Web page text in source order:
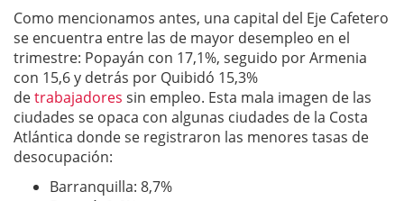
Como mencionamos antes, una capital del Eje Cafetero
se encuentra entre las de mayor desempleo en el
trimestre: Popayán con 17,1%, seguido por Armenia
con 15,6 y detrás por Quibidó 15,3%
detrabajadores sin empleo. Esta mala imagen de las
ciudades se opaca con algunas ciudades de la Costa
Atlántica donde se registraron las menores tasas de
desocupación:
Barranquilla: 8,7%